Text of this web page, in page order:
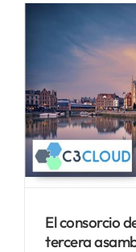
El consorcio
tercera